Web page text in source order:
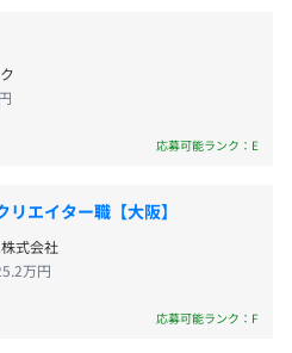
名～10名で開発をおこなって
応募可能ランク：E
エイター職【大阪】
式会社
万円
応募可能ランク：F